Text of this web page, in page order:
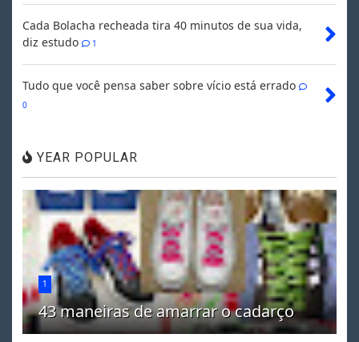
Cada Bolacha recheada tira 40 minutos de sua vida,
diz estudo
1
Tudo que você pensa saber sobre vício está errado
0
YEAR POPULAR
1
43 maneiras de amarrar o cadarço